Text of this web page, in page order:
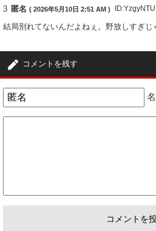
3 匿名 ( 2026年5月10日 2:51 AM )
結局別れてないんだよねぇ。野放しすぎじ
コメントを残す